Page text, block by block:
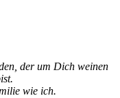
der um Dich weinen
wie ich.